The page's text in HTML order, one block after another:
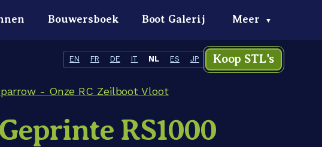
Bouwersboek Boot Galerij Meer ▼
EN FR DE IT NL ES JP Koop STL's
- Onze RC Zeilboot Vloot
RS1000